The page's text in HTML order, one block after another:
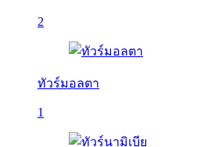
2
ทัวร์มอลตา
1